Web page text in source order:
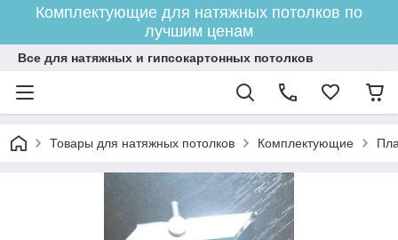
Комплектующие для натяжных потолков по
лучшим ценам
Все для натяжных и гипсокартонных потолков
Товары для натяжных потолков Комплектующие